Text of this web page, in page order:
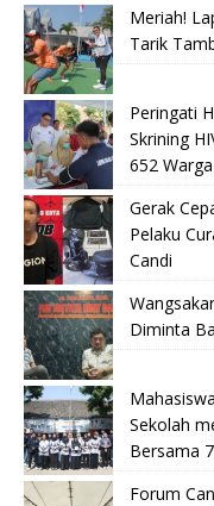
Meriah!
Tarik
Peringati
Skrining
652
Gerak
Pelaku
Candi
Diminta
Sekolah
Bersama
Forum